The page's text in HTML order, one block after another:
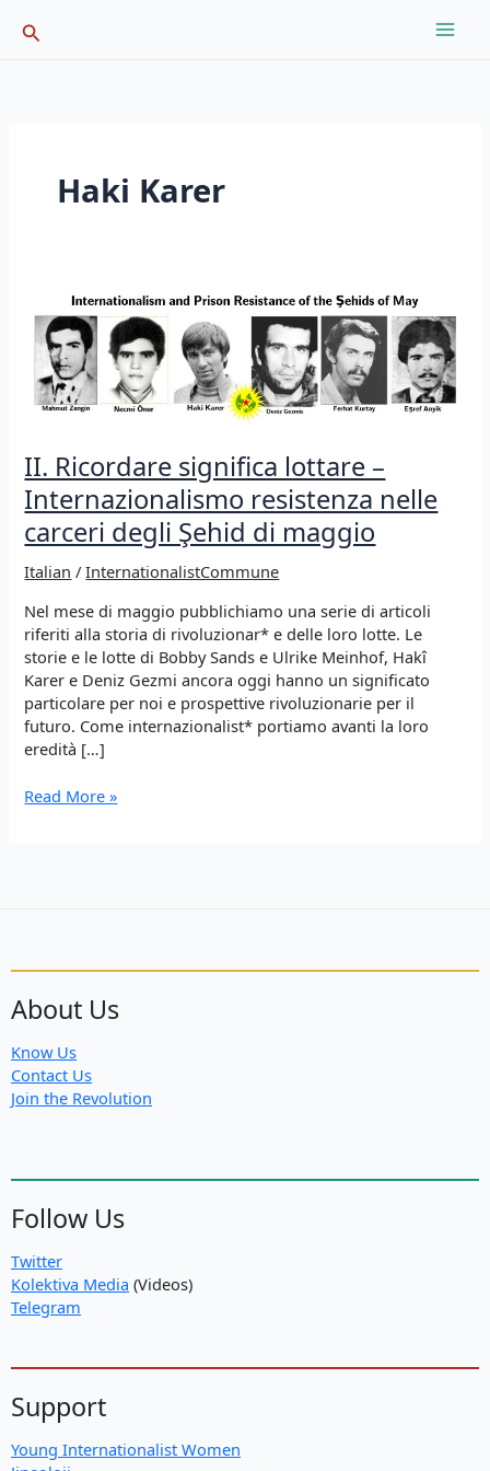
Search
Haki Karer
II. Ricordare significa lottare –
Internazionalismo resistenza nelle
carceri degli Şehid di maggio
Italian /InternationalistCommune
Nel mese di maggio pubblichiamo una serie di articoli
riferiti alla storia di rivoluzionar* e delle loro lotte. Le
storie e le lotte di Bobby Sands e Ulrike Meinhof, Hakî
Karer e Deniz Gezmi ancora oggi hanno un significato
particolare per noi e prospettive rivoluzionarie per il
futuro. Come internazionalist* portiamo avanti la loro
eredità […]
II.
carceri
degli
Şehid
di
maggio
Read More »
About Us
Know Us
Contact Us
Join the Revolution
Follow Us
Twitter
Kolektiva Media (Videos)
Telegram
Support
Young Internationalist Women